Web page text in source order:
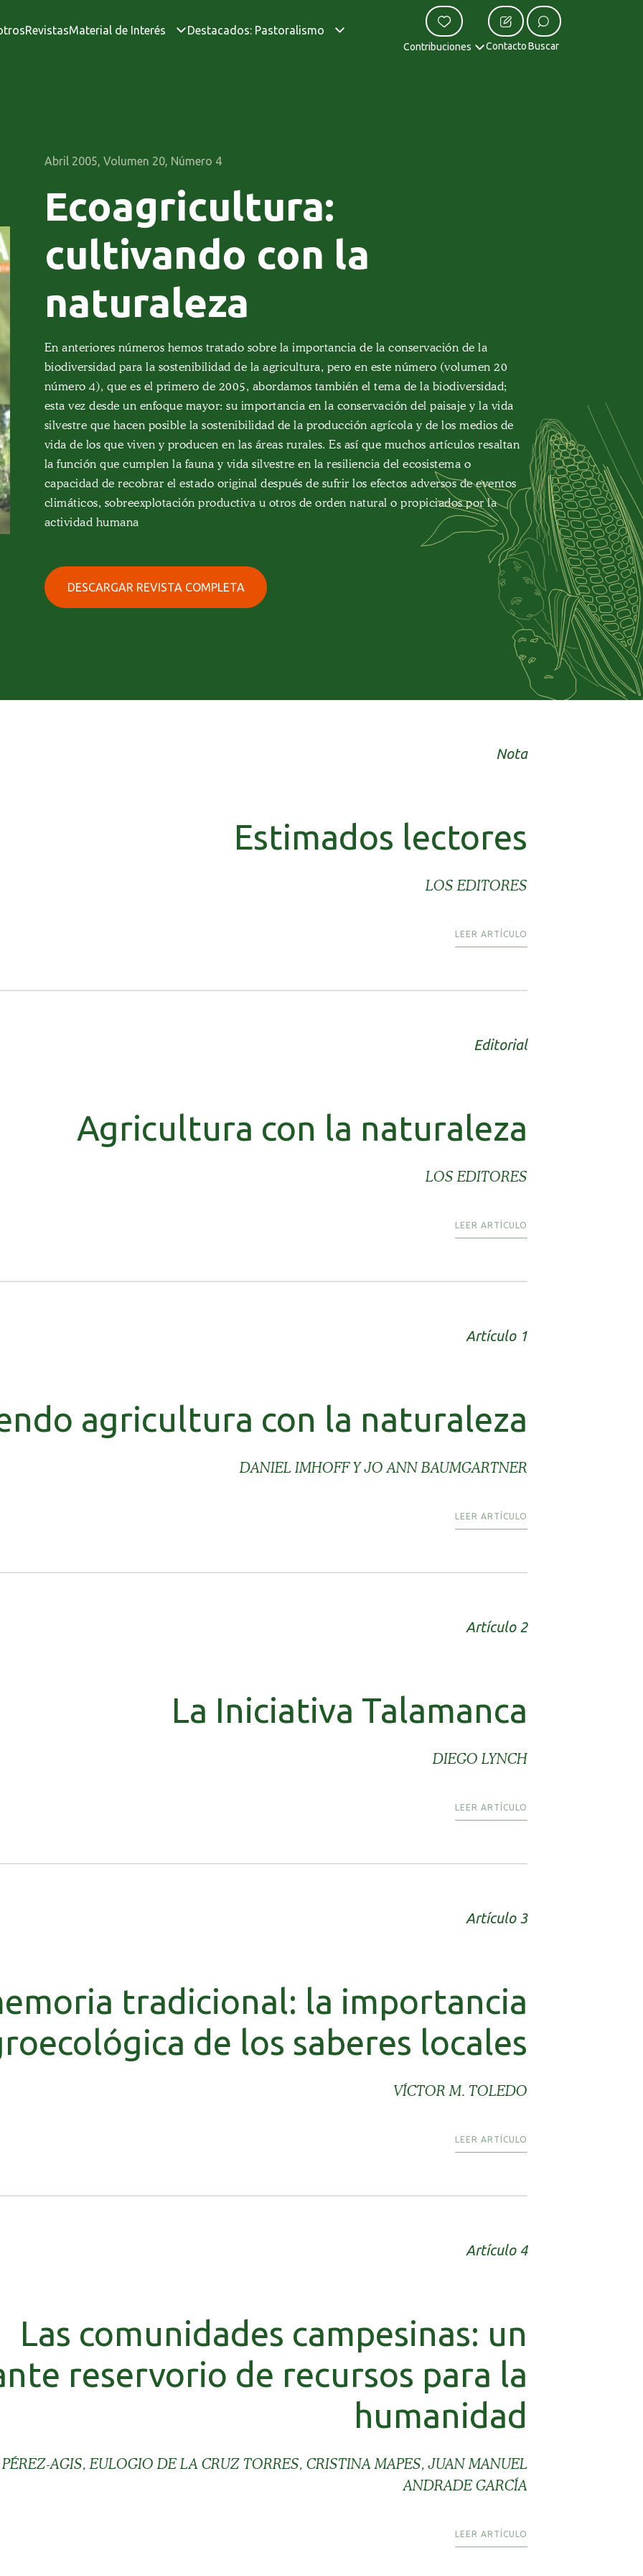
RevistasMaterial de Interés Destacados: Pastoralismo
Contribuciones Contacto Buscar
Abril 2005, Volumen 20, Número 4
Ecoagricultura:
cultivando con la
naturaleza
En anteriores números hemos tratado sobre la importancia de la conservación de la
biodiversidad para la sostenibilidad de la agricultura, pero en este número (volumen 20
número 4), que es el primero de 2005, abordamos también el tema de la biodiversidad;
esta vez desde un enfoque mayor: su importancia en la conservación del paisaje y la vida
silvestre que hacen posible la sostenibilidad de la producción agrícola y de los medios de
vida de los que viven y producen en las áreas rurales. Es así que muchos artículos resaltan
la función que cumplen la fauna y vida silvestre en la resiliencia del ecosistema o
capacidad de recobrar el estado original después de sufrir los efectos adversos de eventos
climáticos, sobreexplotación productiva u otros de orden natural o propiciados por la
actividad humana
DESCARGAR REVISTA COMPLETA
Nota
Estimados lectores
LOS EDITORES
LEER ARTÍCULO
Editorial
Agricultura con la naturaleza
LOS EDITORES
LEER ARTÍCULO
Artículo 1
agricultura con la naturaleza
DANIEL IMHOFF Y JO ANN BAUMGARTNER
LEER ARTÍCULO
Artículo 2
La Iniciativa Talamanca
DIEGO LYNCH
LEER ARTÍCULO
Artículo 3
tradicional: la importancia
de los saberes locales
VÍCTOR M. TOLEDO
LEER ARTÍCULO
Artículo 4
Las comunidades campesinas: un
reservorio de recursos para la
humanidad
AGIS, EULOGIO DE LA CRUZ TORRES, CRISTINA MAPES, JUAN MANUEL
ANDRADE GARCÍA
LEER ARTÍCULO